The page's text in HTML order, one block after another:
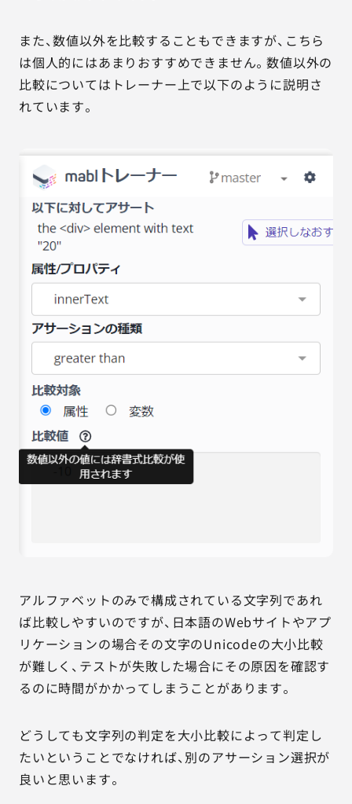
また、数値以外を比較することもできますが、こちら
は個人的にはあまりおすすめできません。数値以外の
比較についてはトレーナー上で以下のように説明さ
れています。
アルファベットのみで構成されている文字列であれ
ば比較しやすいのですが、日本語のWebサイトやアプ
リケーションの場合その文字のUnicodeの大小比較
が難しく、テストが失敗した場合にその原因を確認す
るのに時間がかかってしまうことがあります。
どうしても文字列の判定を大小比較によって判定し
たいということでなければ、別のアサーション選択が
良いと思います。